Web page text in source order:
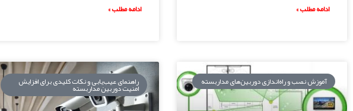
ادامه مطلب » ادامه مطلب »
آموزش نصب و راه‌اندازی دوربین‌های مداربسته راهنمای عیب‌یابی و نکات کلیدی برای افزایش
امنیت دوربین مداربسته